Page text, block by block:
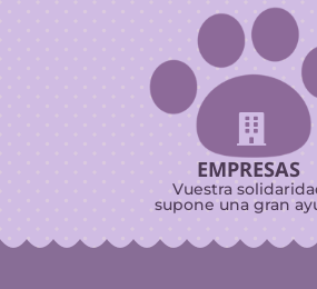

EMPRESAS
Vuestra
supone una gran